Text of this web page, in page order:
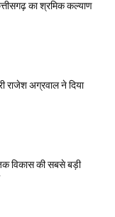
का श्रमिक कल्याण
राजेश अग्रवाल ने दिया
विकास की सबसे बड़ी